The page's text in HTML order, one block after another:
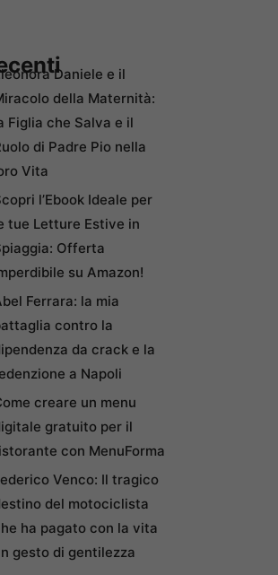
Daniele e il
della Maternità:
Figlia che Salva e il
di Padre Pio nella
Vita
l’Ebook Ideale per
tue Letture Estive in
Offerta
su Amazon!
Ferrara: la mia
contro la
da crack e la
a Napoli
creare un menu
gratuito per il
con MenuForma
Venco: Il tragico
del motociclista
ha pagato con la vita
gesto di gentilezza